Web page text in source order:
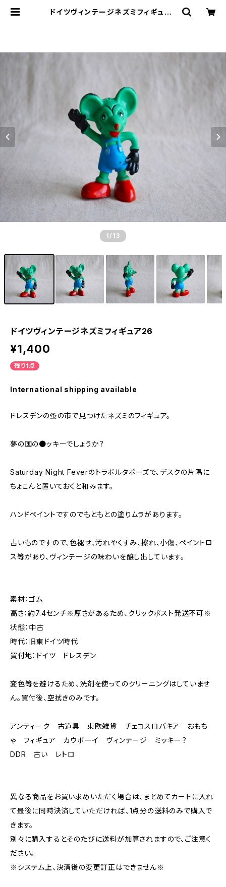
ドイツヴィンテージネズミフィギュア2
1 /13
ドイツヴィンテージネズミフィギュア26
¥1,400
残り1点
International shipping available
ドレスデンの蚤の市で見つけたネズミのフィギュア。
夢の国の●ッキーでしょうか？
Saturday Night Feverのトラボルタポーズで、デスクの片隅に
ちょこんと置いておくと和みます。
ハンドペイントですのでもともとの塗りムラがあります。
古いものですので、色褪せ、汚れやくすみ、擦れ、小傷、ペイントロ
ス等があり、ヴィンテージの味わいを醸し出しています。
素材：ゴム
高さ：約7.4センチ※厚さがあるため、クリックポスト発送不可※
状態：中古
時代：旧東ドイツ時代
買付地：ドイツ ドレスデン
変色等を避けるため、洗剤を使ってのクリーニングはしていませ
ん。買付後、空拭きのみです。
アンティーク 古道具 東欧雑貨 チェコスロバキア おもち
ゃ フィギュア カウボーイ ヴィンテージ ミッキー？
DDR 古い レトロ
異なる商品をお買い求めいただく場合は、まとめてカートに入れ
て最後に同時決済していただければ、1点分の送料のみで購入で
きます。
別々に購入するとそのたびに送料が加算されますので、ご注意く
ださい。
※システム上、決済後の変更訂正はできません※